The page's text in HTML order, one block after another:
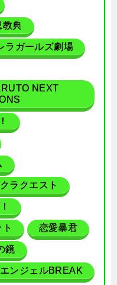
教典
ラガールズ劇場
NEXT
ラクエスト
恋愛暴君
鏡
ンジェルBREAK